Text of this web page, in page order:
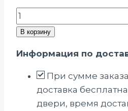
Количество
товара
лифтинг
В корзину
Информация по
При сумме
доставка
двери, время